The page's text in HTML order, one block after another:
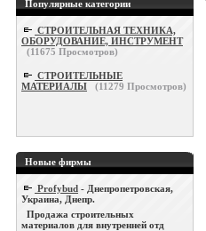
Популярные категории
СТРОИТЕЛЬНАЯ ТЕХНИКА,
ОБОРУДОВАНИЕ, ИНСТРУМЕНТ
(11675 Просмотров)
СТРОИТЕЛЬНЫЕ
МАТЕРИАЛЫ
(11279 Просмотров)
Новые фирмы
Profybud - Днепропетровская,
Украина, Днепр.
Продажа строительных
материалов для внутренней отд